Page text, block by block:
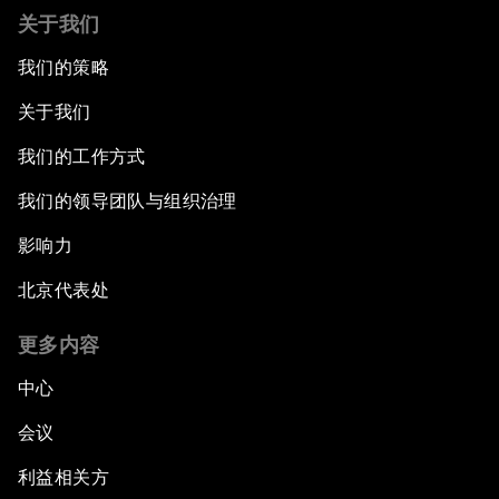
关于我们
我们的策略
关于我们
我们的工作方式
我们的领导团队与组织治理
影响力
北京代表处
更多内容
中心
会议
利益相关方